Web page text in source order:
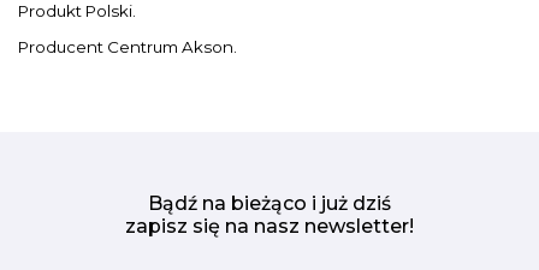
Produkt Polski.
Producent Centrum Akson.
Bądź na bieżąco i już dziś
zapisz się na nasz newsletter!